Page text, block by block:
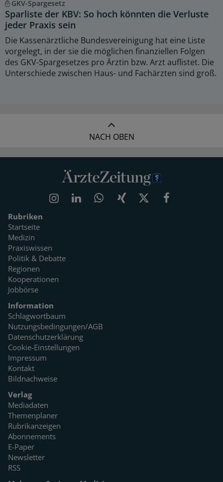
GKV-Spargesetz
Sparliste der KBV: So hoch könnten die Verluste
jeder Praxis sein
Die Kassenärztliche Bundesvereinigung hat eine Liste
vorgelegt, in der sie die möglichen finanziellen Folgen
des GKV-Spargesetzes pro Ärztin bzw. Arzt auflistet. Die
Unterschiede zwischen Haus- und Fachärzten sind groß.
NACH OBEN
Rubriken
Startseite
Medizin
Praxiswissen
Politik & Debatte
Regionen
Kooperationen
Jobbörse
Information
Schlagwortbaum
Nutzungsbedingungen/AGB
Datenschutzerklärung
Cookie-Einstellungen
Impressum
Kontakt
Bildnachweise
Verlag
Mediadaten
Themenplaner
Rubrikanzeigen
Abonnements
E-Paper
Newsletter
RSS